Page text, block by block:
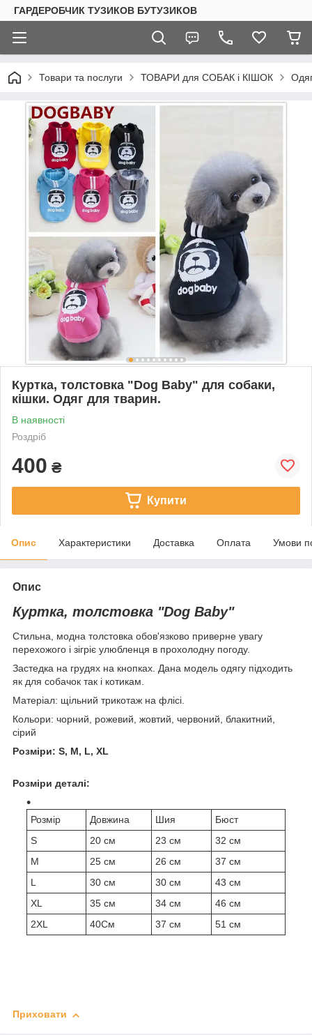
ГАРДЕРОБЧИК ТУЗИКОВ БУТУЗИКОВ
Товари та послуги ТОВАРИ для СОБАК і КІШОК
Куртка, толстовка "Dog Baby" для собаки,
кішки. Одяг для тварин.
В наявності
Роздріб
400 ₴
Купити
Опис Характеристики Доставка Оплата Умови
Опис
Куртка, толстовка "Dog Baby"
Стильна, модна толстовка обов'язково приверне увагу
перехожого і зігріє улюбленця в прохолодну погоду.
Застедка на грудях на кнопках. Дана модель одягу підходить
як для собачок так і котикам.
Матеріал: щільний трикотаж на флісі.
Кольори: чорний, рожевий, жовтий, червоний, блакитний,
сірий
Розміри: S, M, L, XL
Розміри деталі:
Розмір Довжина Шия
Бюст
S
20 см 23 см
32 см
М
25 см 26 см
37 см
L
30 см 30 см
43 см
XL
35 см 34 см
46 см
2XL
40См 37 см 51 см
Приховати